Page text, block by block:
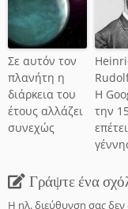
Σε αυτόν τον
πλανήτη η
διάρκεια του
έτους αλλάζει
συνεχώς
Η
την
Γράψτε ένα
Η ηλ. διεύθυνση σας δεν